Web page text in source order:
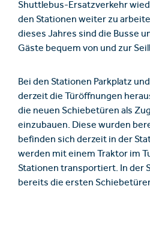
Shuttlebus-Ersatzverkehr
den Stationen weiter zu
dieses Jahres sind die Busse
Gäste bequem von und zur
Bei den Stationen Parkplatz
derzeit die Türöffnungen
die neuen Schiebetüren als
einzubauen. Diese wurden
befinden sich derzeit in der
werden mit einem Traktor im
Stationen transportiert. In der
bereits die ersten